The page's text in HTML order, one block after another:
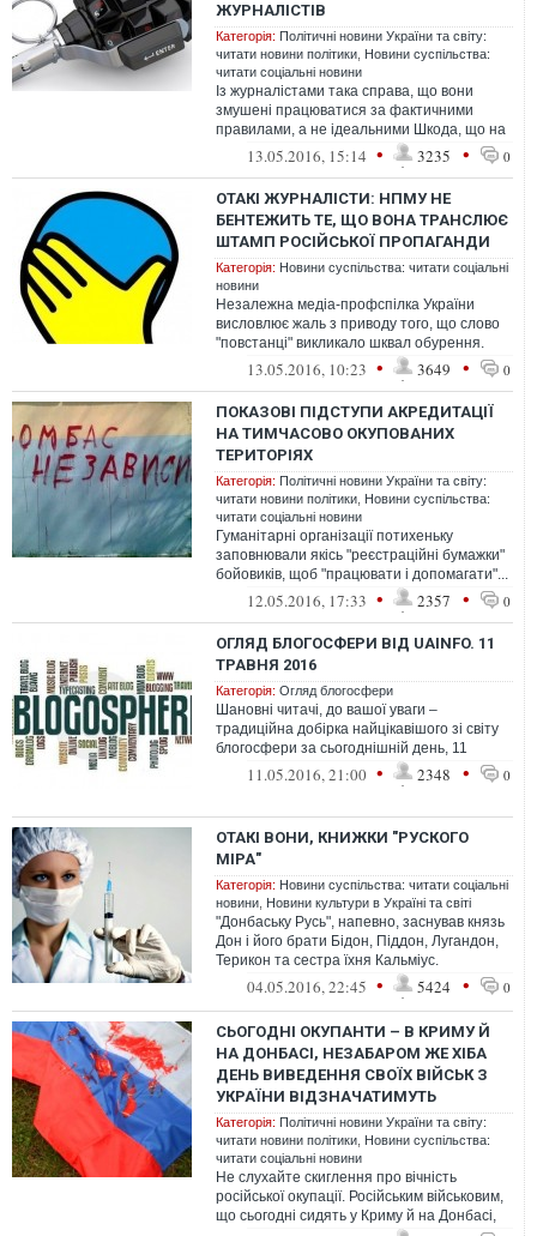
ЖУРНАЛІСТІВ
Категорія: Політичні новини України та світу:
читати новини політики Новини суспільства:
читати соціальні новини
Із журналістами така справа, що вони
змушені працюватися за фактичними
правилами, а не ідеальними Шкода, що на
початках конфлікту в світових організац...
13.05.2016, 15:14 • 3235 • 0
ОТАКІ ЖУРНАЛІСТИ: НПМУ НЕ
БЕНТЕЖИТЬ ТЕ, ЩО ВОНА ТРАНСЛЮЄ
ШТАМП РОСІЙСЬКОЇ ПРОПАГАНДИ
Категорія: Новини суспільства: читати соціальні
новини
Незалежна медіа-профспілка України
висловлює жаль з приводу того, що слово
"повстанці" викликало шквал обурення.
Розумієте – шкодують лише через реакц...
13.05.2016, 10:23 • 3649 • 0
ПОКАЗОВІ ПІДСТУПИ АКРЕДИТАЦІЇ
НА ТИМЧАСОВО ОКУПОВАНИХ
ТЕРИТОРІЯХ
Категорія: Політичні новини України та світу:
читати новини політики Новини суспільства:
читати соціальні новини
Гуманітарні організації потихеньку
заповнювали якісь "реєстраційні бумажки"
бойовиків, щоб "працювати і допомагати"...
Результат: їхня діяльність все ...
12.05.2016, 17:33 • 2357 • 0
ОГЛЯД БЛОГОСФЕРИ ВІД UAINFO. 11
ТРАВНЯ 2016
Категорія: Огляд блогосфери
Шановні читачі, до вашої уваги –
традиційна добірка найцікавішого зі світу
блогосфери за сьогоднішній день, 11
травня11.05.2016, 21:00 • 2348 • 0
ОТАКІ ВОНИ, КНИЖКИ "РУСКОГО
МІРА"
Категорія: Новини суспільства: читати соціальні
новини Новини культури в Україні та світі
"Донбаську Русь", напевно, заснував князь
Дон і його брати Бідон, Піддон, Лугандон,
Терикон та сестра їхня Кальміус.
Підозрюю, що "главная угроза" для...
04.05.2016, 22:45 • 5424 • 0
СЬОГОДНІ ОКУПАНТИ – В КРИМУ Й
НА ДОНБАСІ, НЕЗАБАРОМ ЖЕ ХІБА
ДЕНЬ ВИВЕДЕННЯ СВОЇХ ВІЙСЬК З
УКРАЇНИ ВІДЗНАЧАТИМУТЬ
Категорія: Політичні новини України та світу:
читати новини політики Новини суспільства:
читати соціальні новини
Не слухайте скиглення про вічність
російської окупації. Російським військовим,
що сьогодні сидять у Криму й на Донбасі,